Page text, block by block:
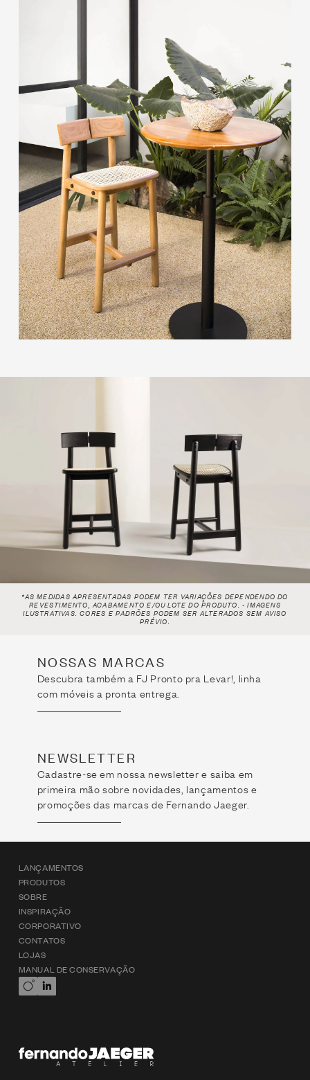
*AS MEDIDAS APRESENTADAS PODEM TER VARIAÇÕES DEPENDENDO DO
REVESTIMENTO, ACABAMENTO E/OU LOTEDO PRODUTO. - IMAGENS
ILUSTRATIVAS. CORES E PADRÕES PODEM SER ALTERADOS SEM AVISO
PRÉVIO.
NOSSAS MARCAS
Descubra também a FJ Pronto pra Levar!, linha
com móveis a pronta entrega.
NEWSLETTER
Cadastre-se em nossa newsletter e saiba em
primeira mão sobre novidades, lançamentos e
promoções das marcas de Fernando Jaeger.
LANÇAMENTOS
PRODUTOS
SOBRE
INSPIRAÇÃO
CORPORATIVO
CONTATOS
LOJAS
MANUAL DE CONSERVAÇÃO